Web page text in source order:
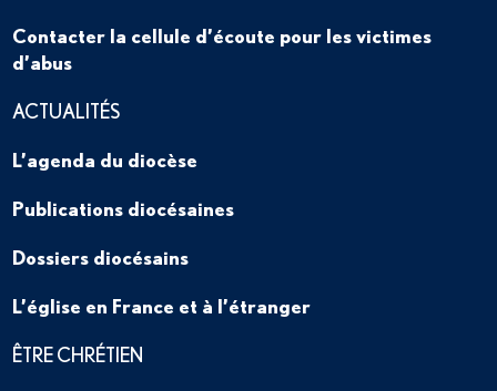
Contacter la cellule d’écoute pour les victimes
d’abus
ACTUALITÉS
L’agenda du diocèse
Publications diocésaines
Dossiers diocésains
L’église en France et à l’étranger
ÊTRE CHRÉTIEN